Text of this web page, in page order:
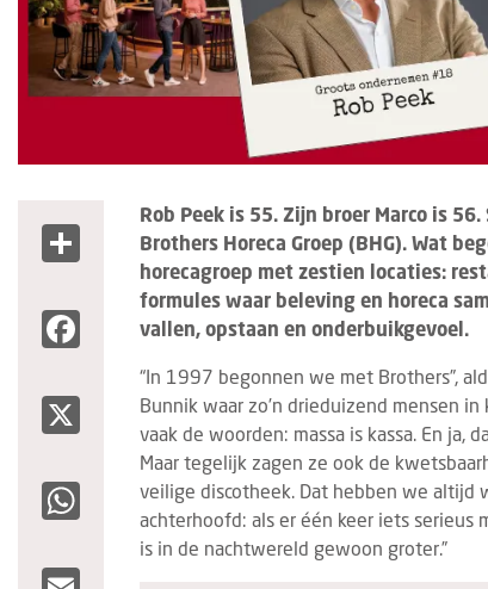
Facebook
WhatsApp
Rob Peek is 55. Zijn broer Marco is
Brothers Horeca Groep (BHG). Wat
horecagroep met zestien locaties:
formules waar beleving en horeca
vallen, opstaan en onderbuikgevoel.
“In 1997 begonnen we met Brothers”,
Bunnik waar zo’n drieduizend mensen
vaak de woorden: massa is kassa. En ja,
Maar tegelijk zagen ze ook de
veilige discotheek. Dat hebben we altijd
achterhoofd: als er één keer iets serieus
is in de nachtwereld gewoon groter.”